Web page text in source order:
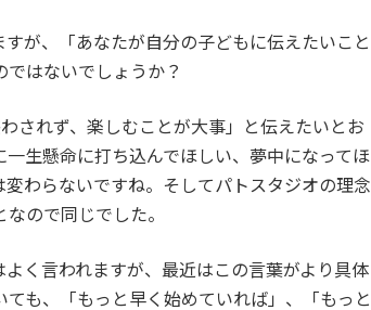
が、「あなたが自分の子どもに伝えたいこと
はないでしょうか？
されず、楽しむことが大事」と伝えたいとお
生懸命に打ち込んでほしい、夢中になってほ
わらないですね。そしてパトスタジオの理念
ので同じでした。
く言われますが、最近はこの言葉がより具体
も、「もっと早く始めていれば」、「もっと